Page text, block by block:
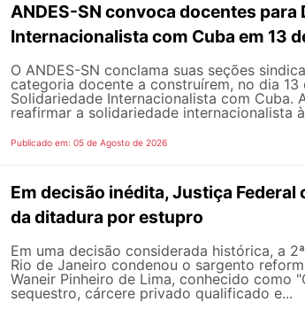
ANDES-SN convoca docentes para
Internacionalista com Cuba em 13
O ANDES-SN conclama suas seções
categoria docente a construírem, no dia
Solidariedade Internacionalista com Cuba.
reafirmar a solidariedade internacionalista
Publicado em: 05 de Agosto de 2026
Em decisão inédita, Justiça
da ditadura por estupro
Em uma decisão considerada histórica, a
Rio de Janeiro condenou o sargento
Waneir Pinheiro de Lima, conhecido como
sequestro, cárcere privado qualificado e...